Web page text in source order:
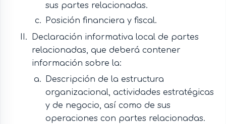
sus partes relacionadas.
Posición financiera y fiscal.
Declaración informativa local de partes
relacionadas, que deberá contener
información sobre la:
Descripción de la estructura
organizacional, actividades estratégicas
y de negocio, así como de sus
operaciones con partes relacionadas.